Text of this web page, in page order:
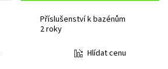
Příslušenství k bazénům
2 roky
Hlídat cenu